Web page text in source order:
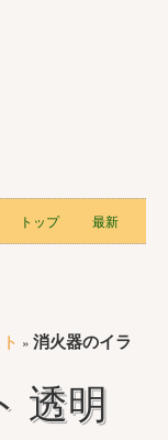
トップ 最新
» 消火器のイラ
透明